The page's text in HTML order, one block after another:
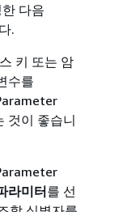
다음
.
키 또는 암
수를
것이 좋습니
라미터를 선